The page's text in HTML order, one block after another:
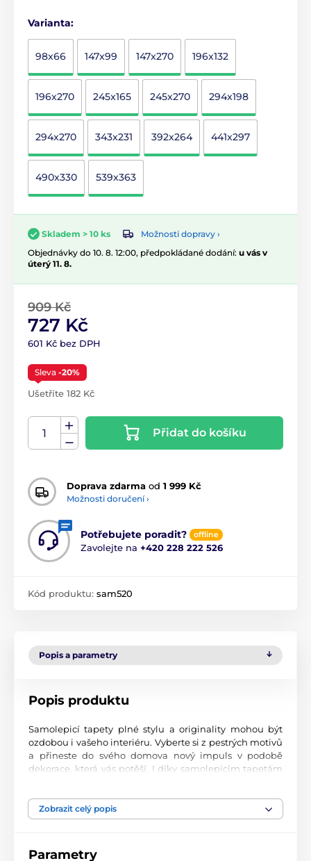
Varianta:
98x66 147x99 147x270 196x132
196x270 245x165 245x270 294x198
294x270 343x231 392x264 441x297
490x330 539x363
Skladem > 10 ks
Možnosti dopravy ›
Objednávky do 10. 8. 12:00, předpokládané dodání: u vás v
úterý 11. 8.
909 Kč
727 Kč
601 Kč bez DPH
Sleva -20%
Ušetříte 182 Kč
Přidat do košíku
Doprava zdarma od 1 999 Kč
Možnosti doručení ›
Potřebujete poradit? offline
Zavolejte na +420 228 222 526
Kód produktu: sam520
Popis a parametry
Popis produktu
Samolepicí tapety plné stylu a originality mohou být
ozdobou i vašeho interiéru. Vyberte si z pestrých motivů
a přineste do svého domova nový impuls v podobě
dekorace, která vás potěší. I díky samolepicím tapetám
Perfektní tiskové zpracování
materiál s jemným povrchem a matným vzhledem. Tisk
Zobrazit celý popis
Parametry